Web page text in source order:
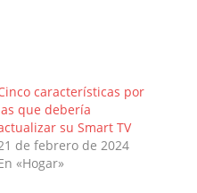
características por
que debería
su Smart TV
de febrero de 2024
«Hogar»